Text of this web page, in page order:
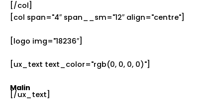
[/col]
[col span="4″ span__sm="12″ align="centre"]
[logo img="18236″]
[ux_text text_color="rgb(0, 0, 0, 0)"]
Malin
[/ux_text]